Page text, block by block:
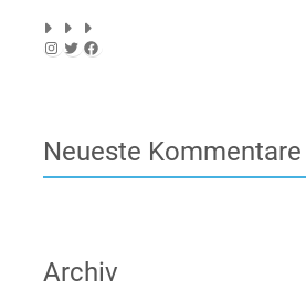
Instagram
TwitterFacebook
Neueste Kommentare
Archiv